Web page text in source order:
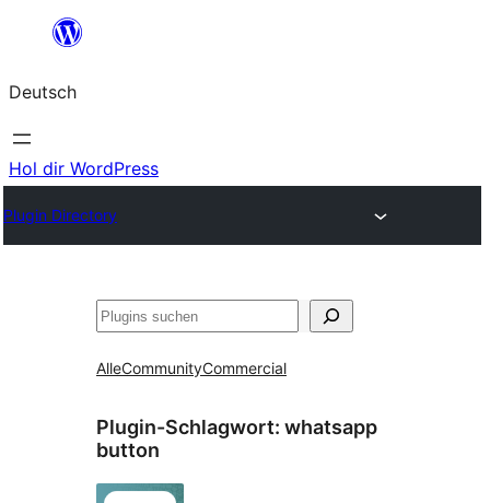
springen
Deutsch
Hol dir WordPress
Plugin Directory
Suchen
AlleCommunityCommercial
Plugin-Schlagwort: whatsapp
button